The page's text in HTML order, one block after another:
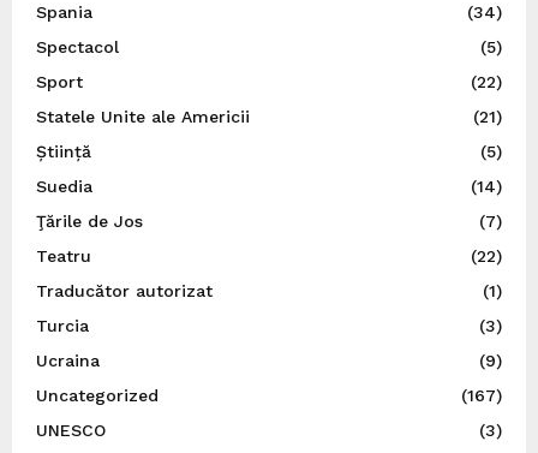
Spania
(34)
Spectacol
(5)
Sport
(22)
Statele Unite ale Americii
(21)
Știință
(5)
Suedia
(14)
Ţările de Jos
(7)
Teatru
(22)
Traducător autorizat
(1)
Turcia
(3)
Ucraina
(9)
Uncategorized
(167)
UNESCO
(3)